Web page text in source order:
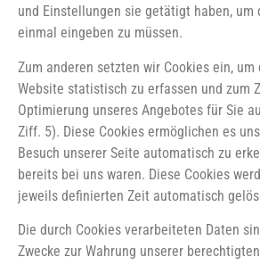
und Einstellungen sie getätigt haben, um
einmal eingeben zu müssen.
Zum anderen setzten wir Cookies ein,
Website statistisch zu erfassen und zum
Optimierung unseres Angebotes für Sie
Ziff. 5). Diese Cookies ermöglichen es
Besuch unserer Seite automatisch zu
bereits bei uns waren. Diese Cookies
jeweils definierten Zeit automatisch
Die durch Cookies verarbeiteten Daten
Zwecke zur Wahrung unserer